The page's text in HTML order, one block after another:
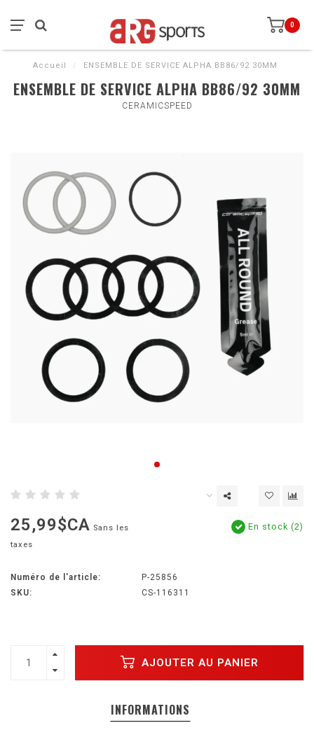
0
Accueil / ENSEMBLE DE SERVICE ALPHA BB86/92 30MM
ENSEMBLE DE SERVICE ALPHA BB86/92 30MM
CERAMICSPEED
25,99$CA Sans les
taxes
En stock (2)
Numéro de l'article:
P-25856
SKU:
CS-116311
AJOUTER AU PANIER
INFORMATIONS